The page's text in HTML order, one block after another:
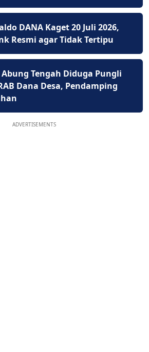
DANA Kaget 20 Juli 2026,
Resmi agar Tidak Tertipu
Tengah Diduga Pungli
Dana Desa, Pendamping
ADVERTISEMENTS